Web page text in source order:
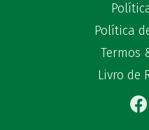
Política
Termos
Livro de